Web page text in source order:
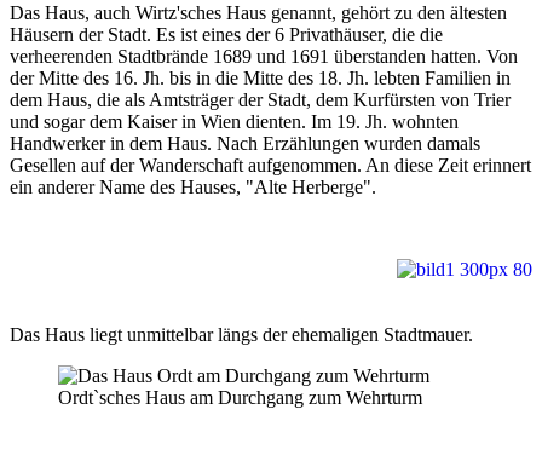
Das Haus, auch Wirtz'sches Haus genannt, gehört zu den ältesten
Häusern der Stadt. Es ist eines der 6 Privathäuser, die die
verheerenden Stadtbrände 1689 und 1691 überstanden hatten. Von
der Mitte des 16. Jh. bis in die Mitte des 18. Jh. lebten Familien in
dem Haus, die als Amtsträger der Stadt, dem Kurfürsten von Trier
und sogar dem Kaiser in Wien dienten. Im 19. Jh. wohnten
Handwerker in dem Haus. Nach Erzählungen wurden damals
Gesellen auf der Wanderschaft aufgenommen. An diese Zeit erinnert
ein anderer Name des Hauses, "Alte Herberge".
Das Haus liegt unmittelbar längs der ehemaligen Stadtmauer.
Ordt`sches Haus am Durchgang zum Wehrturm